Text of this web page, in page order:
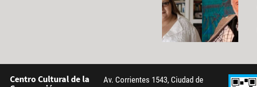
Centro Cultural de la
Av. Corrientes 1543, Ciudad de